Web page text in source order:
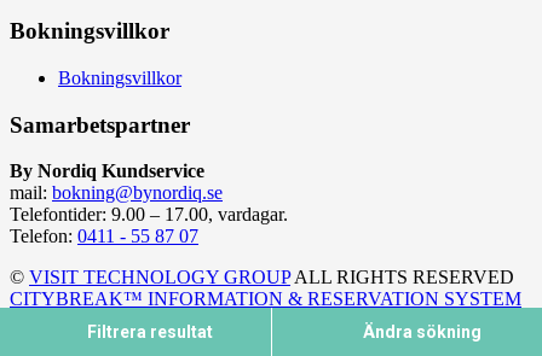
Filtrera resultat Ändra sökning
Bokningsvillkor
Bokningsvillkor
Samarbetspartner
By Nordiq Kundservice
mail: bokning@bynordiq.se
Telefontider: 9.00 – 17.00, vardagar.
Telefon: 0411 - 55 87 07
© VISIT TECHNOLOGY GROUPALL RIGHTS RESERVED
CITYBREAK™ INFORMATION & RESERVATION SYSTEM